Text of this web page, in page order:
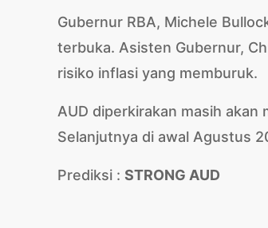
Gubernur RBA, Michele
terbuka. Asisten Gubernur,
risiko inflasi yang memburuk.
AUD diperkirakan masih
Selanjutnya di awal Agustus
Prediksi : STRONG AUD